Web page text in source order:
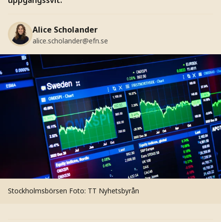
Alice Scholander
alice.scholander@efn.se
Stockholmsbörsen Foto: TT Nyhetsbyrån